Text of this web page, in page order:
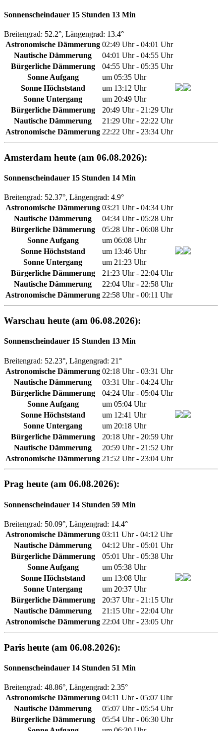
Sonnenscheindauer 15 Stunden 13 Min
Breitengrad: 52.2°, Längengrad: 13.4°
Astronomische Dämmerung 02:49 Uhr - 04:01 Uhr
Nautische Dämmerung
04:01 Uhr - 04:55 Uhr
Bürgerliche Dämmerung
04:55 Uhr - 05:35 Uhr
Sonne Aufgang
um 05:35 Uhr
Sonne Höchststand
um 13:12 Uhr
Sonne Untergang
um 20:49 Uhr
Bürgerliche Dämmerung
20:49 Uhr - 21:29 Uhr
Nautische Dämmerung
21:29 Uhr - 22:22 Uhr
Astronomische Dämmerung 22:22 Uhr - 23:34 Uhr
Amsterdam heute (am 06.08.2026):
Sonnenscheindauer 15 Stunden 14 Min
Breitengrad: 52.37°, Längengrad: 4.9°
Astronomische Dämmerung 03:21 Uhr - 04:34 Uhr
Nautische Dämmerung
04:34 Uhr - 05:28 Uhr
Bürgerliche Dämmerung
05:28 Uhr - 06:08 Uhr
Sonne Aufgang
um 06:08 Uhr
Sonne Höchststand
um 13:46 Uhr
Sonne Untergang
um 21:23 Uhr
Bürgerliche Dämmerung
21:23 Uhr - 22:04 Uhr
Nautische Dämmerung
22:04 Uhr - 22:58 Uhr
Astronomische Dämmerung 22:58 Uhr - 00:11 Uhr
Warschau heute (am 06.08.2026):
Sonnenscheindauer 15 Stunden 13 Min
Breitengrad: 52.23°, Längengrad: 21°
Astronomische Dämmerung 02:18 Uhr - 03:31 Uhr
Nautische Dämmerung
03:31 Uhr - 04:24 Uhr
Bürgerliche Dämmerung
04:24 Uhr - 05:04 Uhr
Sonne Aufgang
um 05:04 Uhr
Sonne Höchststand
um 12:41 Uhr
Sonne Untergang
um 20:18 Uhr
Bürgerliche Dämmerung
20:18 Uhr - 20:59 Uhr
Nautische Dämmerung
20:59 Uhr - 21:52 Uhr
Astronomische Dämmerung 21:52 Uhr - 23:04 Uhr
Prag heute (am 06.08.2026):
Sonnenscheindauer 14 Stunden 59 Min
Breitengrad: 50.09°, Längengrad: 14.4°
Astronomische Dämmerung 03:11 Uhr - 04:12 Uhr
Nautische Dämmerung
04:12 Uhr - 05:01 Uhr
Bürgerliche Dämmerung
05:01 Uhr - 05:38 Uhr
Sonne Aufgang
um 05:38 Uhr
Sonne Höchststand
um 13:08 Uhr
Sonne Untergang
um 20:37 Uhr
Bürgerliche Dämmerung
20:37 Uhr - 21:15 Uhr
Nautische Dämmerung
21:15 Uhr - 22:04 Uhr
Astronomische Dämmerung 22:04 Uhr - 23:05 Uhr
Paris heute (am 06.08.2026):
Sonnenscheindauer 14 Stunden 51 Min
Breitengrad: 48.86°, Längengrad: 2.35°
Astronomische Dämmerung 04:11 Uhr - 05:07 Uhr
Nautische Dämmerung
05:07 Uhr - 05:54 Uhr
Bürgerliche Dämmerung
05:54 Uhr - 06:30 Uhr